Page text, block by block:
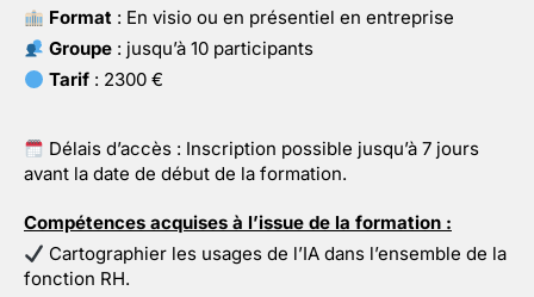
Format : En visio ou en présentiel en entreprise
Groupe : jusqu’à 10 participants
Tarif : 2300 €
Délais d’accès : Inscription possible jusqu’à 7 jours
avant la date de début de la formation.
Compétences acquises à l’issue de la formation :
Cartographier les usages de l’IA dans l’ensemble de la
fonction RH.